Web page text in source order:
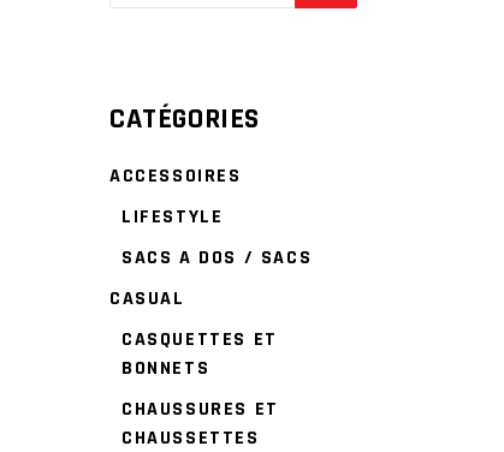
CATÉGORIES
ACCESSOIRES
LIFESTYLE
SACS A DOS / SACS
CASUAL
CASQUETTES ET
BONNETS
CHAUSSURES ET
CHAUSSETTES